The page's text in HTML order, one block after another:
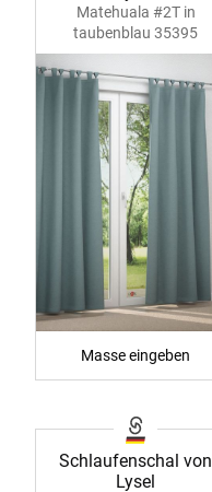
Matehuala #2T in
taubenblau 35395
Masse eingeben
Schlaufenschal von
Lysel